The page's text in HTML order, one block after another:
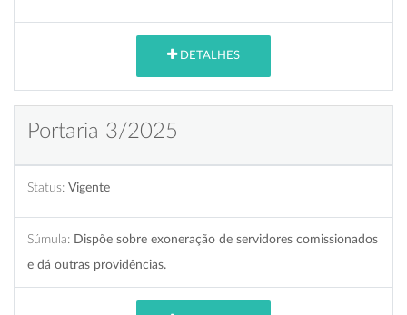
DETALHES
Portaria 3/2025
Status: Vigente
Súmula: Dispõe sobre exoneração de servidores comissionados
e dá outras providências.